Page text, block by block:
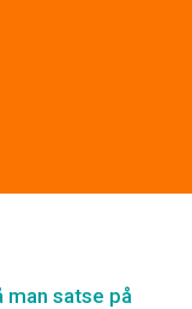
man satse på